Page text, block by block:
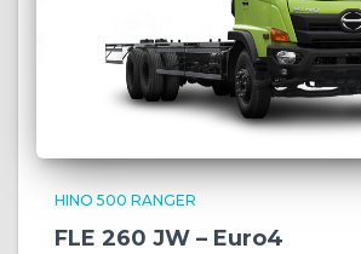
HINO 500 RANGER
FLE 260 JW – Euro4